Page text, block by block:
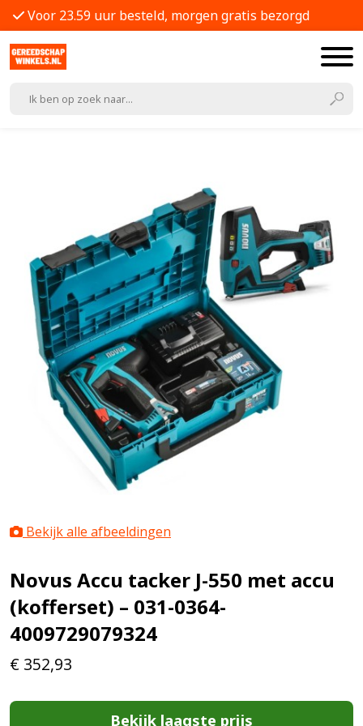
Voor 23.59 uur besteld, morgen gratis bezorgd
Bekijk alle afbeeldingen
Novus Accu tacker J-550 met accu
(kofferset) – 031-0364-
4009729079324
€ 352,93
Bekijk laagste prijs